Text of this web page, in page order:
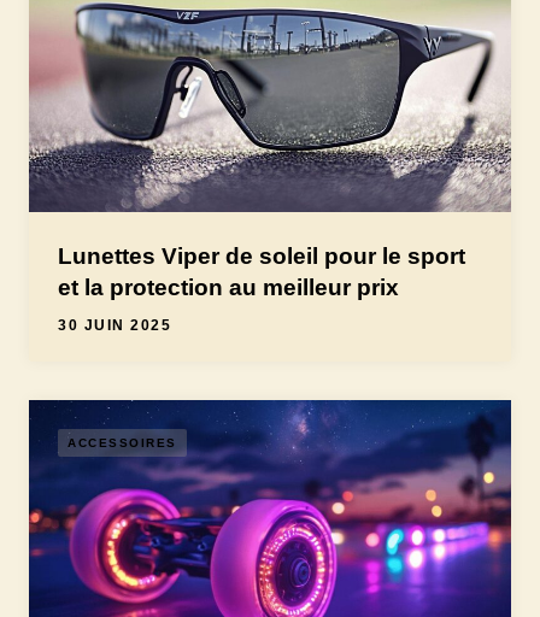
Lunettes Viper de soleil pour le sport
et la protection au meilleur prix
30 JUIN 2025
ACCESSOIRES